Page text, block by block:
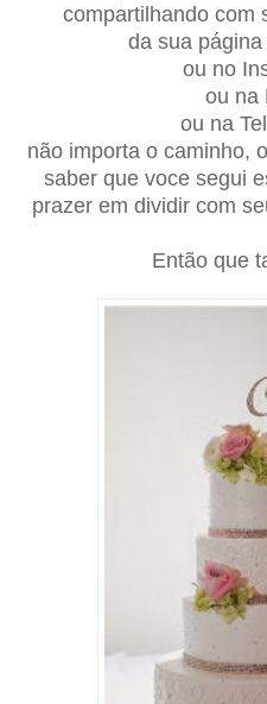
compartilhando com
da sua
ou no
ou na
ou na
não importa o caminho,
saber que voce segui
prazer em dividir com
Então que